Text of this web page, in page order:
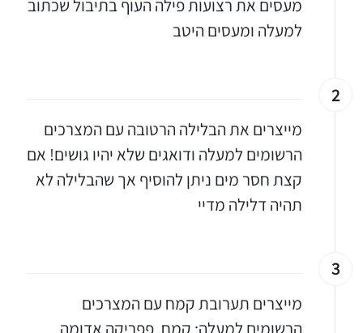
מעסים את רצועות פילה העוף בתיבול שכתוב
למעלה ומעסים היטב
2
מייצרים את הבלילה הרטובה עם המצרכים
הרשומים למעלה ודואגים שלא יהיו גושים! אם
קצת חסר מים ניתן להוסיף אך שהבלילה לא
תהיה דלילה מדיי
3
מייצרים תערובת קמח עם המצרכים
הרשומים למעלה: קמח, פפריקה אדומה